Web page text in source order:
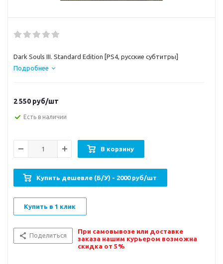
Dark Souls III. Standard Edition [PS4, русские субтитры]
Подробнее
2 550 руб/шт
Есть в наличии
В корзину
Купить дешевле (Б/У) - 2000 руб/шт
Купить в 1 клик
Поделиться
При самовывозе или доставке
заказа нашим курьером возможна
скидка от 5%